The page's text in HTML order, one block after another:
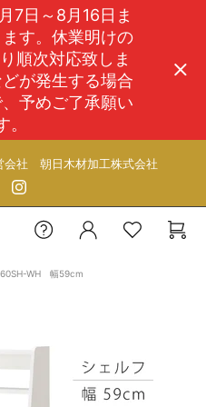
7日～8月16日ま
す。休業明けの
順次対応致しま
が発生する場合
予めご了承願い
。
会社 朝日木材加工株式会社
WH 幅59cm